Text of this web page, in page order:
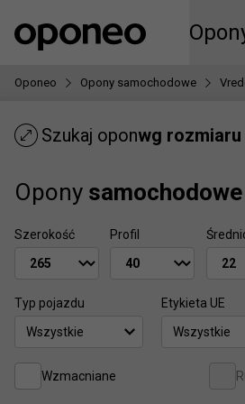
Ctrl M
Oponeo Opony samochodowe
Szukaj oponwg rozmiaru
Opony samochodowe
Szerokość Profil
Typ pojazdu
Wszystkie
Etykieta UE
Wszystkie
Wzmacniane